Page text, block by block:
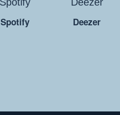
Spotify Deezer